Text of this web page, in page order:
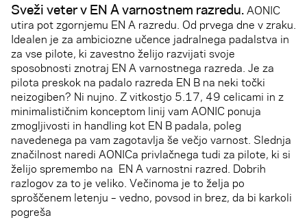
Sveži veter v EN A varnostnem razredu.AONIC
utira pot zgornjemu EN A razredu. Od prvega dne v zraku.
Idealen je za ambiciozne učence jadralnega padalstva in
za vse pilote, ki zavestno želijo razvijati svoje
sposobnosti znotraj EN A varnostnega razreda. Je za
pilota preskok na padalo razreda EN B na neki točki
neizogiben? Ni nujno. Z vitkostjo 5.17, 49 celicami in z
minimalističnim konceptom linij vam AONIC ponuja
zmogljivosti in handling kot EN B padala, poleg
navedenega pa vam zagotavlja še večjo varnost. Slednja
značilnost naredi AONICa privlačnega tudi za pilote, ki si
želijo spremembo na EN A varnostni razred. Dobrih
razlogov za to je veliko. Večinoma je to želja po
sproščenem letenju – vedno, povsod in brez, da bi karkoli
pogreša